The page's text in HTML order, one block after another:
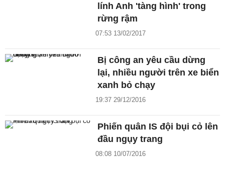
lính Anh 'tàng hình' trong
rừng rậm
07:53 13/02/2017
Bị công an yêu cầu dừng
lại, nhiều người trên xe biển
xanh bỏ chạy
19:37 29/12/2016
Phiến quân IS đội bụi cỏ lên
đầu ngụy trang
08:08 10/07/2016